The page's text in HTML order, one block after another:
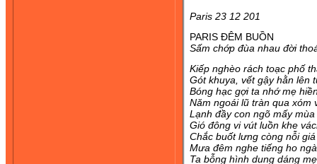
Paris 23 12 201
PARIS ĐÊM BUỒN
Sấm chớp đùa nhau đời
Kiếp nghèo rách toạc phố
Gót khuya, vết gậy hằn lên
Bóng hạc gợi ta nhớ mẹ
Năm ngoái lũ tràn qua xóm
Lạnh đầy con ngõ mấy
Gió đông vi vút luồn khe
Chắc buốt lưng còng nỗi
Mưa đêm nghe tiếng ho
Ta bỗng hình dung dáng